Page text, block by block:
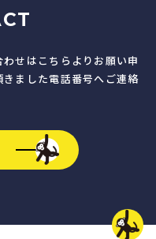
せはこちらよりお願い申
ました電話番号へご連絡